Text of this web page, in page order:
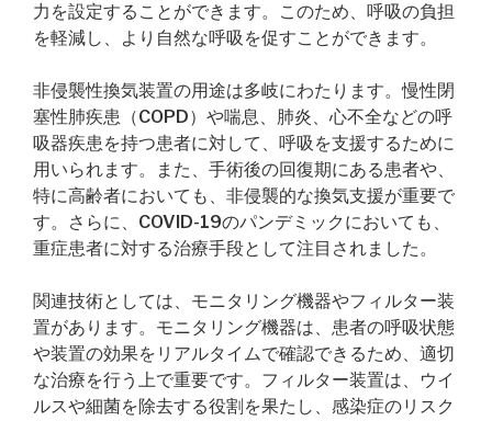
力を設定することができます。このため、呼吸の負担
を軽減し、より自然な呼吸を促すことができます。
非侵襲性換気装置の用途は多岐にわたります。慢性閉
塞性肺疾患（COPD）や喘息、肺炎、心不全などの呼
吸器疾患を持つ患者に対して、呼吸を支援するために
用いられます。また、手術後の回復期にある患者や、
特に高齢者においても、非侵襲的な換気支援が重要で
す。さらに、COVID-19のパンデミックにおいても、
重症患者に対する治療手段として注目されました。
関連技術としては、モニタリング機器やフィルター装
置があります。モニタリング機器は、患者の呼吸状態
や装置の効果をリアルタイムで確認できるため、適切
な治療を行う上で重要です。フィルター装置は、ウイ
ルスや細菌を除去する役割を果たし、感染症のリスク